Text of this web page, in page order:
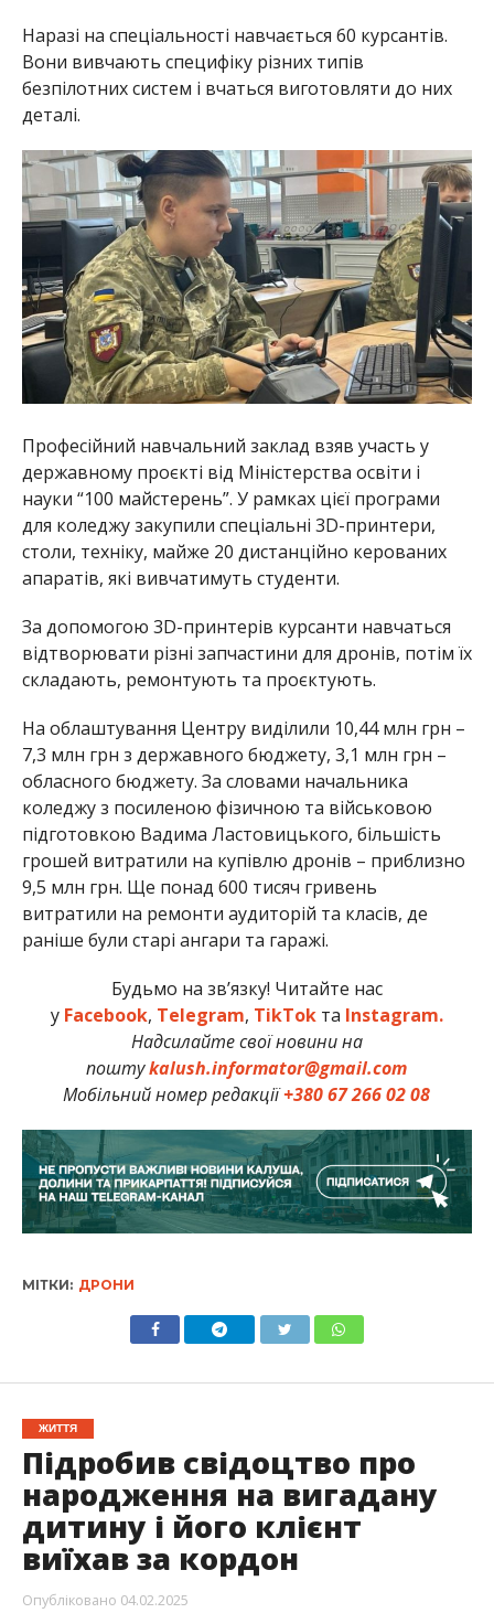
Наразі на спеціальності навчається 60 курсантів.
Вони вивчають специфіку різних типів
безпілотних систем і вчаться виготовляти до них
деталі.
Професійний навчальний заклад взяв участь у
державному проєкті від Міністерства освіти і
науки “100 майстерень”. У рамках цієї програми
для коледжу закупили спеціальні 3D-принтери,
столи, техніку, майже 20 дистанційно керованих
апаратів, які вивчатимуть студенти.
За допомогою 3D-принтерів курсанти навчаться
відтворювати різні запчастини для дронів, потім їх
складають, ремонтують та проєктують.
На облаштування Центру виділили 10,44 млн грн –
7,3 млн грн з державного бюджету, 3,1 млн грн –
обласного бюджету. За словами начальника
коледжу з посиленою фізичною та військовою
підготовкою Вадима Ластовицького, більшість
грошей витратили на купівлю дронів – приблизно
9,5 млн грн. Ще понад 600 тисяч гривень
витратили на ремонти аудиторій та класів, де
раніше були старі ангари та гаражі.
Будьмо на зв’язку! Читайте нас
у Facebook, Telegram, TikTokта Instagram.
Надсилайте свої новини на
поштуkalush.informator@gmail.com
Мобільний номер редакції+380 67 266 02 08
МІТКИ: ДРОНИ
ЖИТТЯ
Підробив свідоцтво про
народження на вигадану
дитину і його клієнт
виїхав за кордон
Опубліковано 04.02.2025